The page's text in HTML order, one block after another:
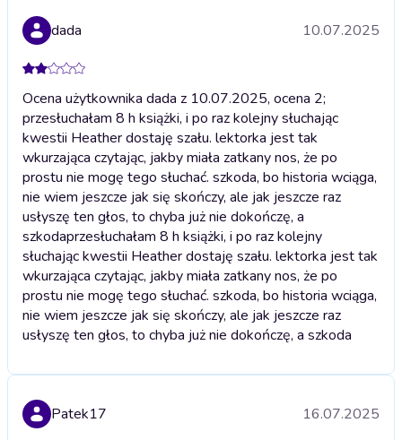
dada 10.07.2025
Ocena użytkownika dada z 10.07.2025, ocena 2;
przesłuchałam 8 h książki, i po raz kolejny słuchając
kwestii Heather dostaję szału. lektorka jest tak
wkurzająca czytając, jakby miała zatkany nos, że po
prostu nie mogę tego słuchać. szkoda, bo historia wciąga,
nie wiem jeszcze jak się skończy, ale jak jeszcze raz
usłyszę ten głos, to chyba już nie dokończę, a
szkodaprzesłuchałam 8 h książki, i po raz kolejny
słuchając kwestii Heather dostaję szału. lektorka jest tak
wkurzająca czytając, jakby miała zatkany nos, że po
prostu nie mogę tego słuchać. szkoda, bo historia wciąga,
nie wiem jeszcze jak się skończy, ale jak jeszcze raz
usłyszę ten głos, to chyba już nie dokończę, a szkoda
Patek17 16.07.2025